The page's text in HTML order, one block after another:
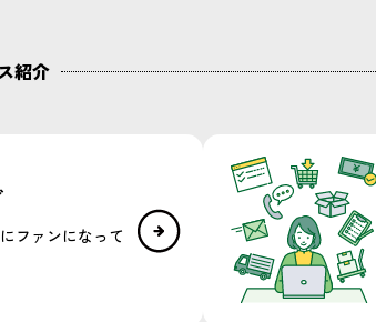
紹介
ファンになって